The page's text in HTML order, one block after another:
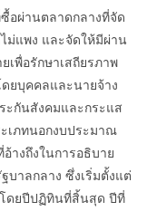
อผ่านตลาดกลางที่จัด
ม่แพง และจัดให้มีผ่าน
พื่อรักษาเสถียรภาพ
ยบุคคลและนายจ้าง
ะกันสังคมและกระแส
เภทนอกงบประมาณ
างถึงในการอธิบาย
าลกลาง ซึ่งเริ่มตั้งแต่
ดยปีปฏิทินที่สิ้นสุด ปีที่